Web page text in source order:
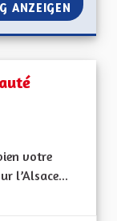
ANZEIGEN A
votre
l’Alsace...